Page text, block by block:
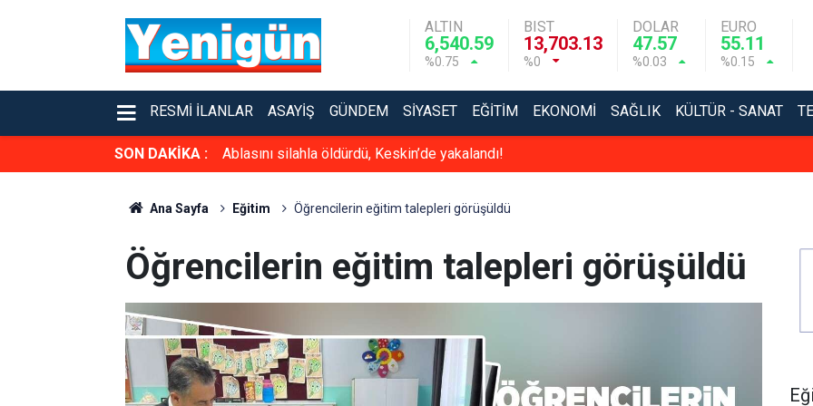
ALTIN
6,540.59
%0.75
BIST
13,703.13
%0
DOLAR
47.57
%0.03
EURO
55.11
%0.15
RESMI İLANLAR ASAYIŞ GÜNDEM SIYASET EĞITIM EKONOMI SAĞLIK KÜLTÜR - SANAT
SON DAKİKA : Ablasını silahla öldürdü, Keskin’de yakalandı!
Ana Sayfa Eğitim Öğrencilerin eğitim talepleri görüşüldü
Öğrencilerin eğitim talepleri görüşüldü